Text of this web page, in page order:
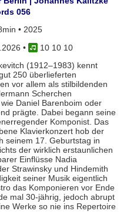
056
• 2025
•
10 10 10
(1912–1983) kennt
250 überlieferten
vor allem als stilbildenden
Scherchen
Daniel Barenboim oder
prägte. Dabei begann seine
Komponist. Das
Klavierkonzert hob der
seinem 17. Geburtstag in
der wirklich erstaunlichen
Einflüsse Nadia
Strawinsky und Hindemith
seiner Musik eigentlich
das Komponieren vor Ende
mal 30-jährig, jedoch abrupt
Werke so nie ins Repertoire